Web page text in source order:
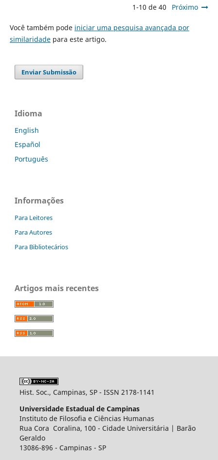
1-10 de 40 Próximo
Você também pode iniciar uma pesquisa avançada por
similaridadepara este artigo.
Enviar Submissão
Idioma
English
Español
Português
Informações
Para Leitores
Para Autores
Para Bibliotecários
Artigos mais recentes
Hist. Soc., Campinas, SP - ISSN 2178-1141
Universidade Estadual de Campinas
Instituto de Filosofia e Ciências Humanas
Rua Cora Coralina, 100 - Cidade Universitária | Barão
Geraldo
13086-896 - Campinas - SP